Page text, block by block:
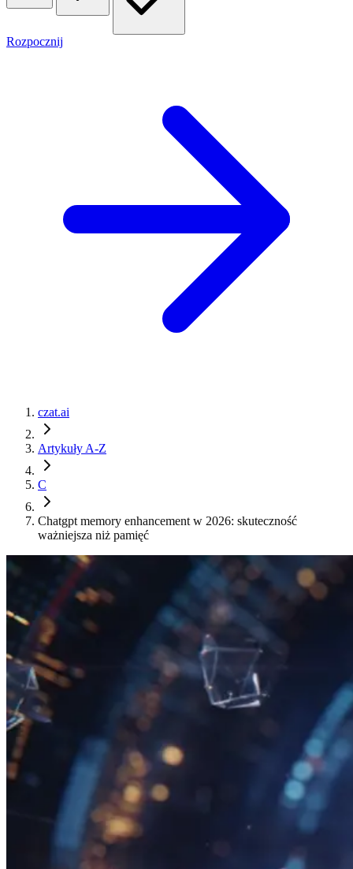
Rozpocznij
czat.ai
Artykuły A-Z
C
Chatgpt memory enhancement w 2026: skuteczność
ważniejsza niż pamięć